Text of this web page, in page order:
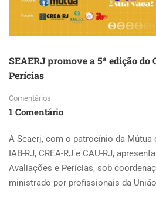
SEAERJ promove a 5ª edição do
Perícias
Comentários
1 Comentário
A Seaerj, com o patrocínio da Mútua
IAB-RJ, CREA-RJ e CAU-RJ,
Avaliações e Perícias, sob
ministrado por profissionais da